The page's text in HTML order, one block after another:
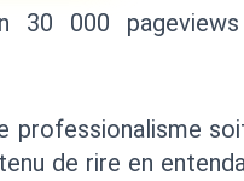
30 000
professionalisme
de rire en